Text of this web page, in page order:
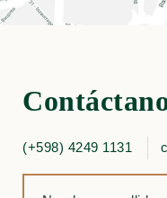
(+598) 4249 1131